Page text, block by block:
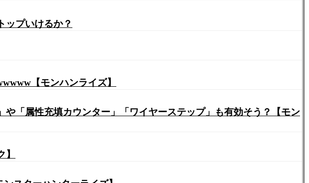
ップいけるか？
【モンハンライズ】
「属性充填カウンター」「ワイヤーステップ」も有効そう？【モン